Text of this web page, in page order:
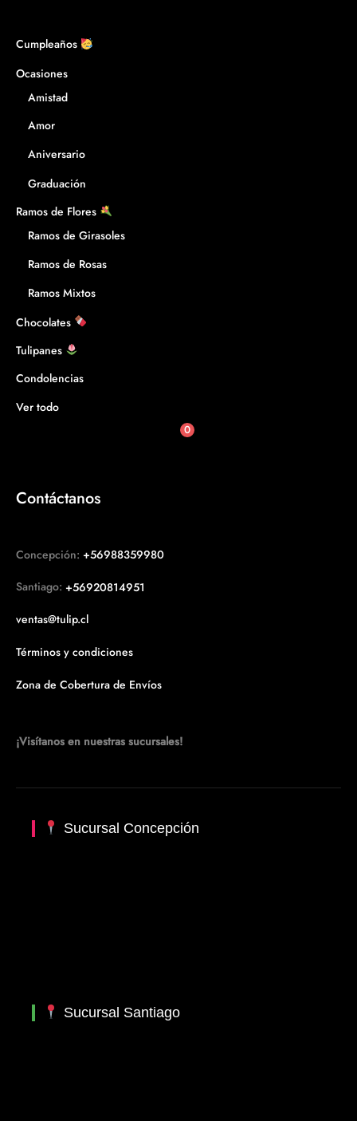
Cumpleaños
Ocasiones
Amistad
Amor
Aniversario
Graduación
Ramos de Flores
Ramos de Girasoles
Ramos de Rosas
Ramos Mixtos
Chocolates
Tulipanes
Condolencias
Ver todo
0
Contáctanos
Concepción: +56988359980
Santiago: +56920814951
ventas@tulip.cl
Términos y condiciones
Zona de Cobertura de Envíos
¡Visítanos en nuestras sucursales!
Sucursal Concepción
Sucursal Santiago